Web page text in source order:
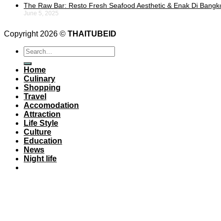
The Raw Bar: Resto Fresh Seafood Aesthetic & Enak Di
June 5, 2025
Copyright 2026 © THAITUBEID
Home
Culinary
Shopping
Travel
Accomodation
Attraction
Life Style
Culture
Education
News
Night life